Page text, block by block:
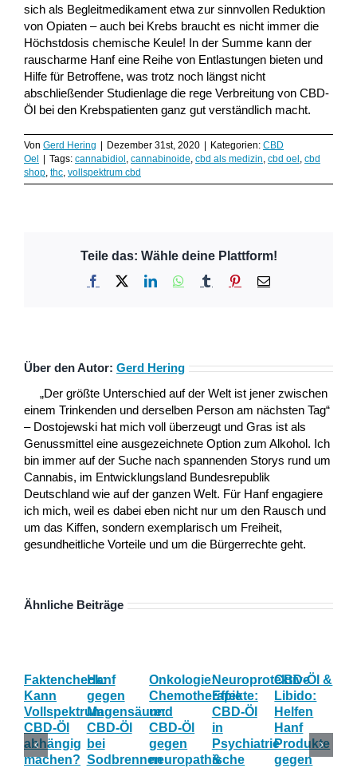
sich als Begleitmedikament etwa zur sinnvollen Reduktion
von Opiaten – auch bei Krebs braucht es nicht immer die
Höchstdosis chemische Keule! In der Summe kann der
rauscharme Hanf eine Reihe von Entlastungen bieten und
Hilfe für Betroffene, was trotz noch längst nicht
abschließender Studienlage die rege Verbreitung von CBD-
Öl bei den Krebspatienten ganz gut verständlich macht.
Von Gerd Hering | Dezember 31st, 2020 | Kategorien: CBD
Oel | Tags: cannabidiol, cannabinoide, cbd als medizin, cbd oel, cbd
shop, thc, vollspektrum cbd
Teile das: Wähle deine Plattform!
Facebook LinkedInWhatsApp
Tumblr Pinterest
E-
Über den Autor: Gerd Hering
„Der größte Unterschied auf der Welt ist jener zwischen
einem Trinkenden und derselben Person am nächsten Tag“
– Dostojewski hat mich voll überzeugt und Gras ist als
Genussmittel eine ausgezeichnete Option zum Alkohol. Ich
bin immer auf der Suche nach spannenden Storys rund um
Cannabis, im Entwicklungsland Bundesrepublik
Deutschland wie auf der ganzen Welt. Für Hanf engagiere
ich mich, weil es dabei eben nicht nur um den Rausch und
um das Kiffen, sondern exemplarisch um Freiheit,
gesundheitliche Vorteile und um die Bürgerrechte geht.
Ähnliche Beiträge
Faktencheck:
Kann
Vollspektrum
CBD-Öl
abhängig
machen?
Hanf
gegen
Magensäure:
CBD-Öl
bei
Sodbrennen
Onkologie:
Chemotherapie
und
CBD-Öl
gegen
neuropathische
Neuroprotektive
Effekte:
CBD-Öl
in
Psychiatrie
&
CBD-Öl &
Libido:
Helfen
Hanf
Produkte
gegen